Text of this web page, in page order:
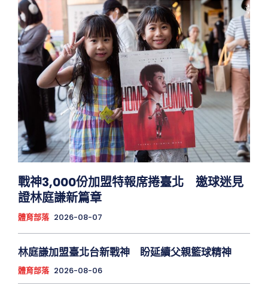
戰神3,000份加盟特報席捲臺北 邀球迷見
證林庭謙新篇章
體育部落 2026-08-07
林庭謙加盟臺北台新戰神 盼延續父親籃球精神
體育部落 2026-08-06